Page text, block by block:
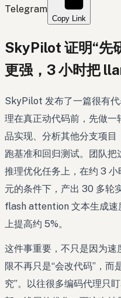
Telegram
Copy Link
SkyPilot 证明“先
更强，3 小时把
SkyPilot 发布了一篇很有
理在真正动代码前，先做
品实现、分析其他分支项目
跑基准和回归测试。团队
推理优化任务上，在约 3
元的条件下，产出 30 多轮
flash attention 文本生成速
上提高约 5%。
这件事重要，不只是因为
限不再只是“会改代码”，而
究”。以往很多编码代理只